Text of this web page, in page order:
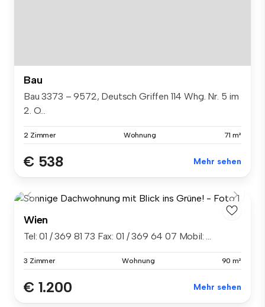
Bau
Bau 3373 – 9572, Deutsch Griffen 114 Whg. Nr. 5 im
2. O...
2 Zimmer Wohnung 71 m²
€ 538 Mehr sehen
Wien
Tel: 01 / 369 81 73 Fax: 01 / 369 64 07 Mobil: ...
3 Zimmer Wohnung 90 m²
€ 1.200 Mehr sehen